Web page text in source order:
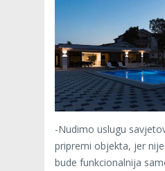
-Nudimo uslugu
pripremi objekta, jer
bude funkcionalnija